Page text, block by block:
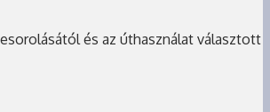
és az úthasználat választott